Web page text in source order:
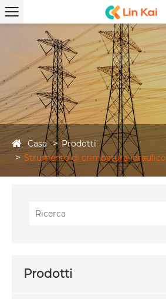
Casa
Prodotti
Strumento di crimpatura idraulico
Prodotti